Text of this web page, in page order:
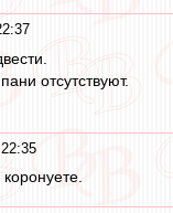
отсутствуют.